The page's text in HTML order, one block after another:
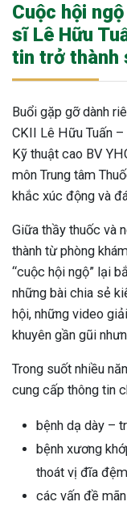
Cuộc hội
sĩ Lê Hữu
tin trở thành
Buổi gặp gỡ dành
CKII Lê Hữu Tuấn
Kỹ thuật cao BV
môn Trung tâm
khắc xúc động và
Giữa thầy thuốc và
thành từ phòng
“cuộc hội ngộ” lại
những bài chia sẻ
hội, những video
khuyên gần gũi
Trong suốt nhiều
cung cấp thông tin
bệnh dạ dày –
bệnh xương
thoát vị đĩa
các vấn đề